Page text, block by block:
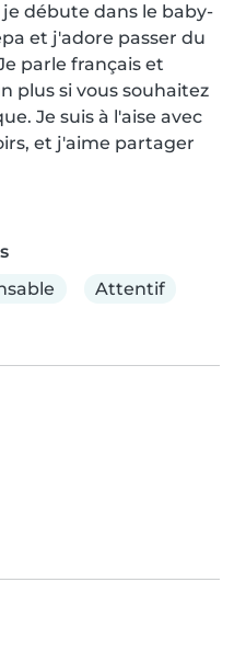
débute dans le baby-
et j'adore passer du
parle français et
plus si vous souhaitez
Je suis à l'aise avec
et j'aime partager
Attentif